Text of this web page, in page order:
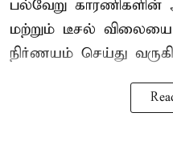
பல்வேறு காரணிகளின்
மற்றும் டீசல்
நிர்ணயம் செய்து